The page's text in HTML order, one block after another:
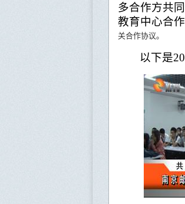
多合作方共
教育中心合
关合作协议。
以下是